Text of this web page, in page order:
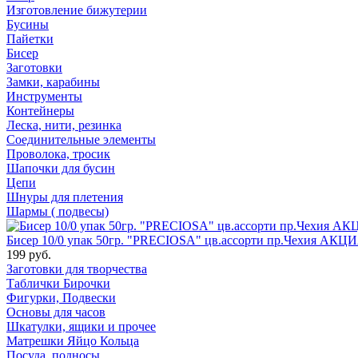
Изготовление бижутерии
Бусины
Пайетки
Бисер
Заготовки
Замки, карабины
Инструменты
Контейнеры
Леска, нити, резинка
Соединительные элементы
Проволока, тросик
Шапочки для бусин
Цепи
Шнуры для плетения
Шармы ( подвесы)
Бисер 10/0 упак 50гр. "PRECIOSA" цв.ассорти пр.Чехия
199 руб.
Заготовки для творчества
Таблички Бирочки
Фигурки, Подвески
Основы для часов
Шкатулки, ящики и прочее
Матрешки Яйцо Кольца
Посуда, подносы